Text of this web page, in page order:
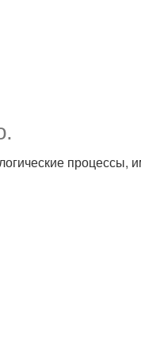
процессы,